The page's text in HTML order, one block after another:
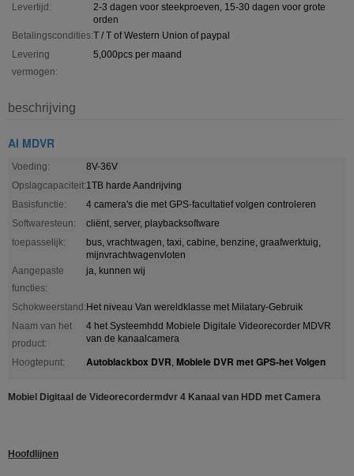
Levertijd:
2-3 dagen voor steekproeven, 15-30 dagen voor grote
orden
Betalingscondities:T / T of Western Union of paypal
Levering
vermogen:
5,000pcs per maand
beschrijving
AI MDVR
Voeding:
8V-36V
Opslagcapaciteit:1TB harde Aandrijving
Basisfunctie:
4 camera's die met GPS-facultatief volgen controleren
Softwaresteun:
cliënt, server, playbacksoftware
toepasselijk:
bus, vrachtwagen, taxi, cabine, benzine, graafwerktuig,
mijnvrachtwagenvloten
Aangepaste
functies:
ja, kunnen wij
Schokweerstand:Het niveau Van wereldklasse met Milatary-Gebruik
Naam van het
product:
4 het Systeemhdd Mobiele Digitale Videorecorder MDVR
van de kanaalcamera
Hoogtepunt: Autoblackbox DVR, Mobiele DVR met GPS-het Volgen
Mobiel Digitaal de Videorecordermdvr 4 Kanaal van HDD met Camera
Hoofdlijnen